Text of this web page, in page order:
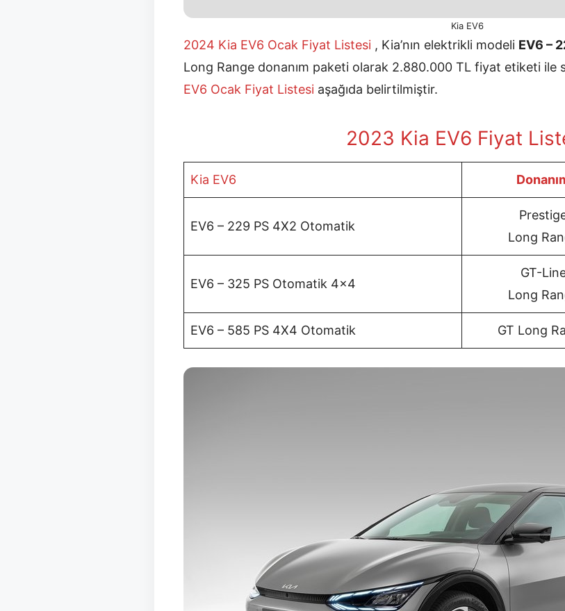
Kia EV6
2024 Kia EV6 Ocak Fiyat Listesi , Kia’nın elektrikli modeli EV6 –
Long Range donanım paketi olarak 2.880.000 TL fiyat etiketi ile
EV6 Ocak Fiyat Listesi aşağıda belirtilmiştir.
2023 Kia EV6 Fiyat
Kia EV6
EV6 – 229 PS 4X2 Otomatik
Long
EV6 – 325 PS Otomatik 4×4
GT-
Long
EV6 – 585 PS 4X4 Otomatik GT Long